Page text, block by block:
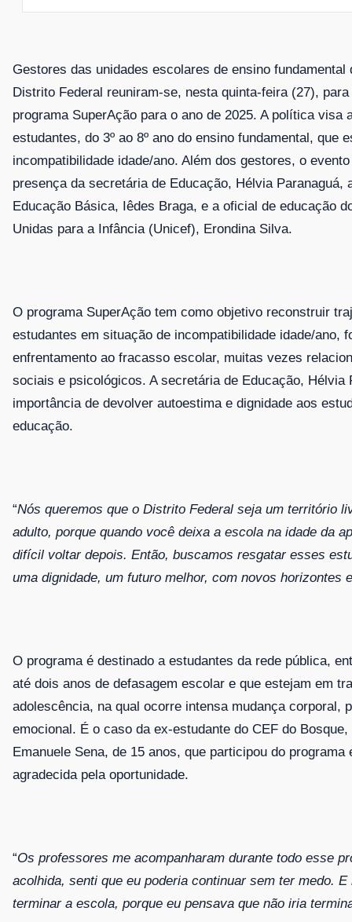
Gestores das unidades escolares de ensino fundamental
Distrito Federal reuniram-se, nesta quinta-feira (27),
programa SuperAção para o ano de 2025. A política visa
estudantes, do 3º ao 8º ano do ensino fundamental, que
incompatibilidade idade/ano. Além dos gestores, o
presença da secretária de Educação, Hélvia Paranaguá,
Educação Básica, Iêdes Braga, e a oficial de educação
Unidas para a Infância (Unicef), Erondina Silva.
O programa SuperAção tem como objetivo reconstruir
estudantes em situação de incompatibilidade idade/ano,
enfrentamento ao fracasso escolar, muitas vezes
sociais e psicológicos. A secretária de Educação, Hélvia
importância de devolver autoestima e dignidade aos
educação.
“Nós queremos que o Distrito Federal seja um território
adulto, porque quando você deixa a escola na idade da
difícil voltar depois. Então, buscamos resgatar esses
uma dignidade, um futuro melhor, com novos horizontes
O programa é destinado a estudantes da rede pública,
até dois anos de defasagem escolar e que estejam em
adolescência, na qual ocorre intensa mudança corporal,
emocional. É o caso da ex-estudante do CEF do
Emanuele Sena, de 15 anos, que participou do programa
agradecida pela oportunidade.
“Os professores me acompanharam durante todo esse
acolhida, senti que eu poderia continuar sem ter medo.
terminar a escola, porque eu pensava que não iria